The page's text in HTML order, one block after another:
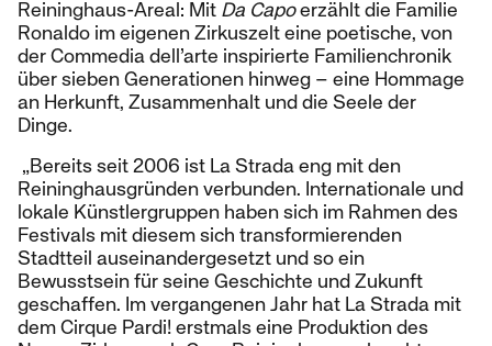
Reininghaus-Areal: Mit Da Capoerzählt die Familie
Ronaldo im eigenen Zirkuszelt eine poetische, von
der Commedia dell’arte inspirierte Familienchronik
über sieben Generationen hinweg – eine Hommage
an Herkunft, Zusammenhalt und die Seele der
Dinge.
„Bereits seit 2006 ist La Strada eng mit den
Reininghausgründen verbunden. Internationale und
lokale Künstlergruppen haben sich im Rahmen des
Festivals mit diesem sich transformierenden
Stadtteil auseinandergesetzt und so ein
Bewusstsein für seine Geschichte und Zukunft
geschaffen. Im vergangenen Jahr hat La Strada mit
dem Cirque Pardi! erstmals eine Produktion des